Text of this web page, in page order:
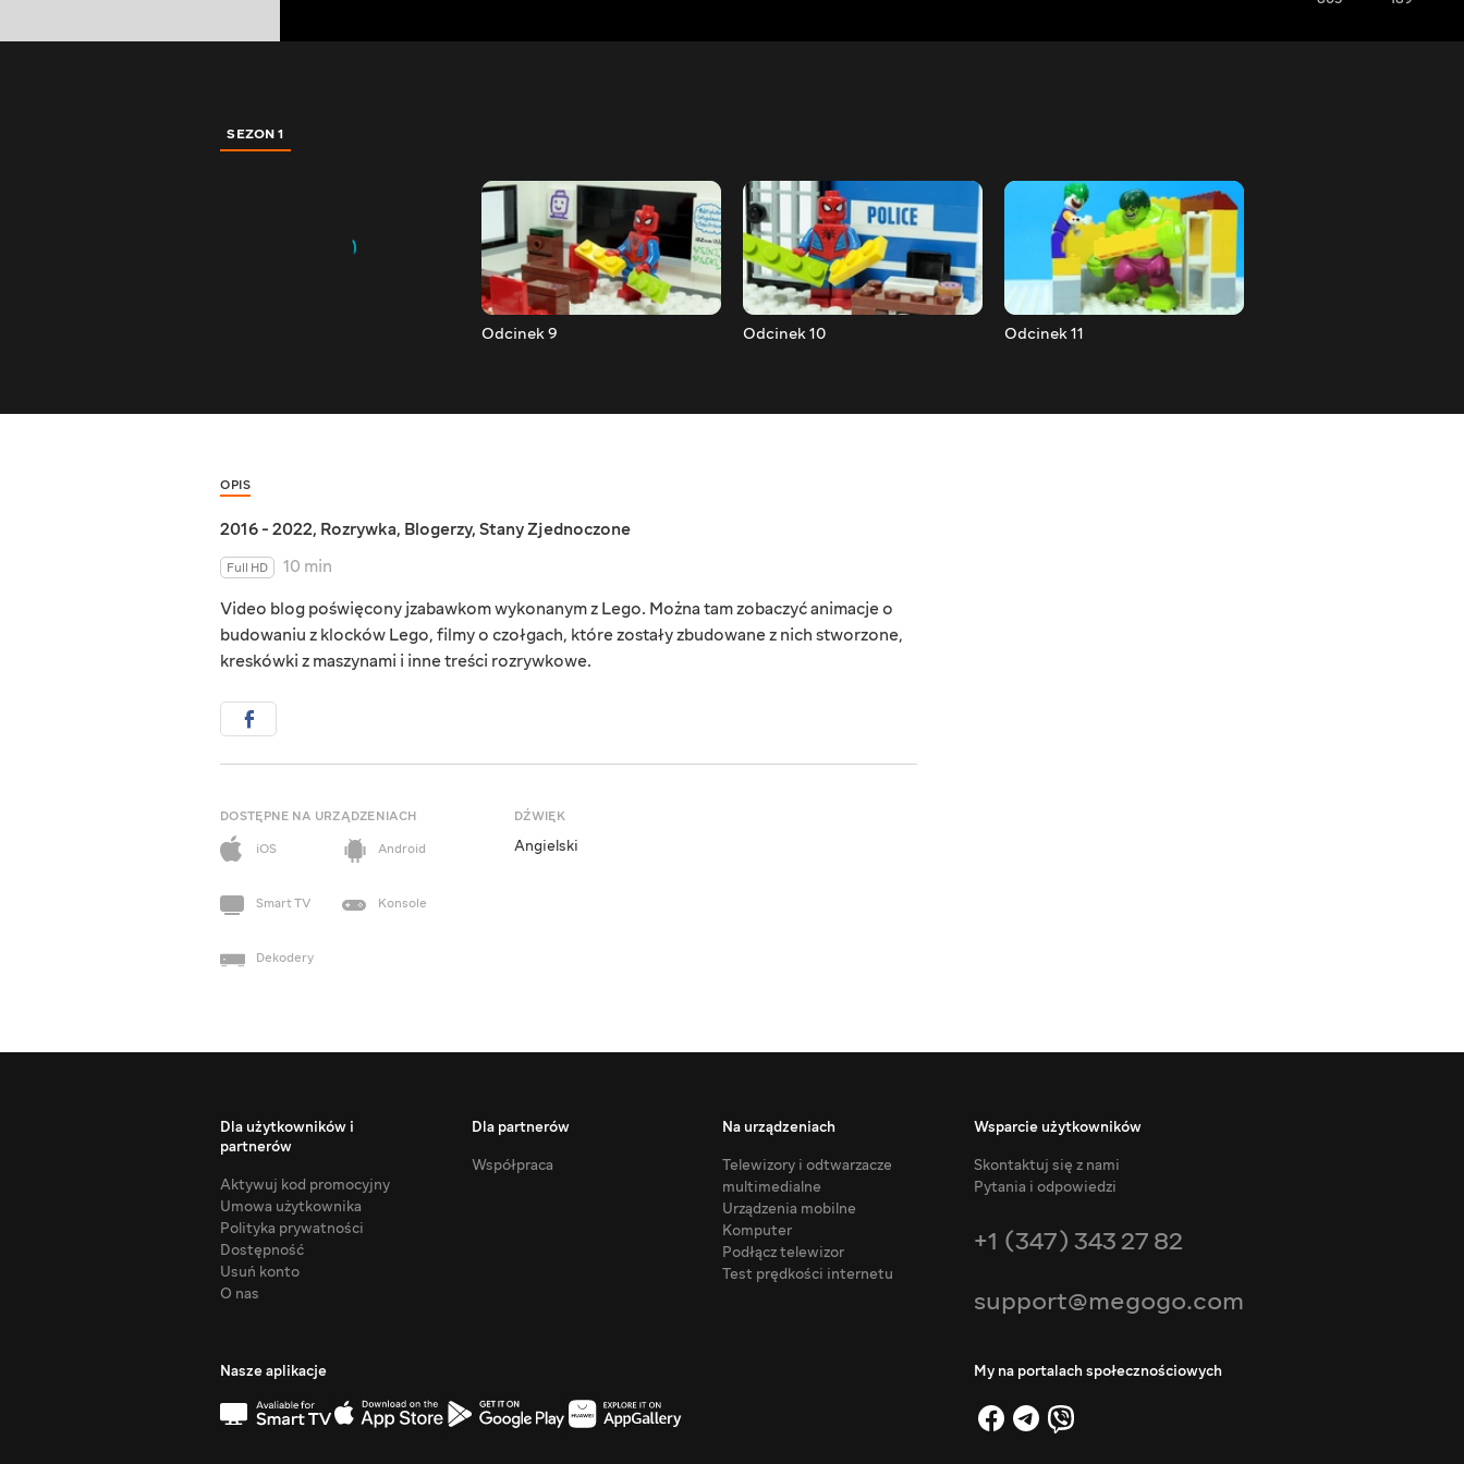
SEZON 1
Odcinek 9 Odcinek 10 Odcinek 11
OPIS
2016 - 2022, Rozrywka, Blogerzy, Stany Zjednoczone
Full HD
10 min
Video blog poświęcony jzabawkom wykonanym z Lego. Można tam zobaczyć animacje o
budowaniu z klocków Lego, filmy o czołgach, które zostały zbudowane z nich stworzone,
kreskówki z maszynami i inne treści rozrywkowe.
DOSTĘPNE NA URZĄDZENIACH
iOS
Android
Smart TV Konsole
Dekodery
DŹWIĘK
Angielski
Dla użytkowników i
partnerów
Aktywuj kod promocyjny
Umowa użytkownika
Polityka prywatności
Dostępność
Usuń konto
O nas
Dla partnerów
Współpraca
Na urządzeniach
Telewizory i odtwarzacze
multimedialne
Urządzenia mobilne
Komputer
Podłącz telewizor
Test prędkości internetu
Wsparcie użytkowników
Skontaktuj się z nami
Pytania i odpowiedzi
+1 (347) 343 27 82
support@megogo.com
Nasze aplikacje My na portalach społecznościowych